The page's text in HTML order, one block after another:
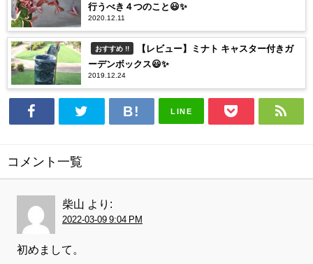
行うべき４つのこと😃✨
2020.12.11
おすすめ !!
【レビュー】ミナト キャスター付きガ
ーデンボックス😃✨
2019.12.24
LINE
コメント一覧
柴山 より:
2022-03-09 9:04 PM
初めまして。